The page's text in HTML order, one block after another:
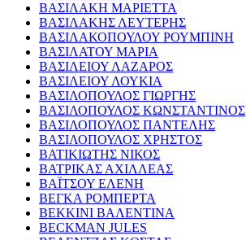
ΒΑΣΙΛΑΚΗ ΜΑΡΙΕΤΤΑ
ΒΑΣΙΛΑΚΗΣ ΛΕΥΤΕΡΗΣ
ΒΑΣΙΛΑΚΟΠΟΥΛΟΥ ΡΟΥΜΠΙΝΗ
ΒΑΣΙΛΑΤΟΥ ΜΑΡΙΑ
ΒΑΣΙΛΕΙΟΥ ΛΑΖΑΡΟΣ
ΒΑΣΙΛΕΙΟΥ ΛΟΥΚΙΑ
ΒΑΣΙΛΟΠΟΥΛΟΣ ΓΙΩΡΓΗΣ
ΒΑΣΙΛΟΠΟΥΛΟΣ ΚΩΝΣΤΑΝΤΙΝΟΣ
ΒΑΣΙΛΟΠΟΥΛΟΣ ΠΑΝΤΕΛΗΣ
ΒΑΣΙΛΟΠΟΥΛΟΣ ΧΡΗΣΤΟΣ
ΒΑΤΙΚΙΩΤΗΣ ΝΙΚΟΣ
ΒΑΤΡΙΚΑΣ ΑΧΙΛΛΕΑΣ
ΒΑΪΤΣΟΥ ΕΛΕΝΗ
ΒΕΓΚΑ ΡΟΜΠΕΡΤΑ
ΒΕΚΚΙΝΙ ΒΑΛΕΝΤΙΝΑ
BECKMAN JULES